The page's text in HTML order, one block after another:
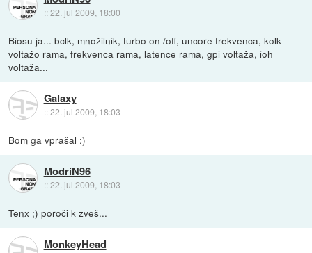
::22. jul 2009, 18:00
Biosu ja... bclk, množilnik, turbo on /off, uncore frekvenca, kolk
voltažo rama, frekvenca rama, latence rama, gpi voltaža, ioh
voltaža...
Galaxy
::22. jul 2009, 18:03
Bom ga vprašal :)
ModriN96
::22. jul 2009, 18:03
Tenx ;) poroči k zveš...
MonkeyHead